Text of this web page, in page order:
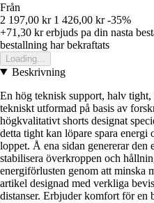
Från
2 197,00 kr 1 426,00 kr -35%
+71,30 krerbjuds pa din nasta
bestallning har bekraftats
Loading...
Beskrivning
En hög teknisk support, halv
tekniskt utformad på basis av
högkvalitativt shorts designat
detta tight kan löpare spara energi
loppet. Å ena sidan genererar
stabilisera överkroppen och
energiförlusten genom att minska
artikel designad med verkliga
distanser. Erbjuder komfort för en